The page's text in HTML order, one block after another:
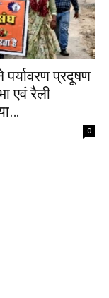
प्रदूषण
एवं रैली
0